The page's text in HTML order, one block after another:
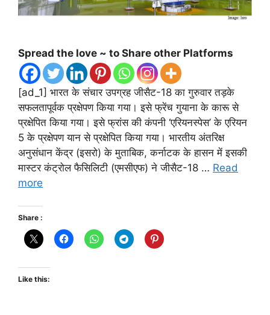
Spread the love ~ to Share other Platforms
[ad_1] भारत के संचार उपग्रह जीसैट-18 का गुरुवार तड़के
सफलतापूर्वक प्रक्षेपण किया गया। इसे फ्रेंच गुयाना के कारू से
प्रक्षेपित किया गया। इसे फ्रांस की कंपनी ‘एरियनस्पेस’ के एरियन
5 के प्रक्षेपण यान से प्रक्षेपित किया गया। भारतीय अंतरिक्ष
अनुसंधान केंद्र (इसरो) के मुताबिक, कर्नाटक के हासन में इसकी
मास्टर कंट्रोल फैसिलिटी (एमसीएफ) ने जीसैट-18 … Read
more
Share :
Like this: